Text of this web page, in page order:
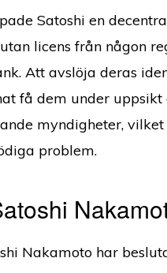
Satoshi en
licens från någon
Att avslöja deras
få dem under uppsikt
myndigheter,
problem.
Nakamoto har